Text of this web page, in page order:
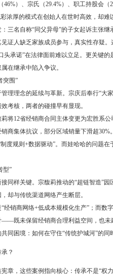
）、宗氏（29.4%）、职工持股会
浓厚的模式在创始人在世时高效，却难
三名自称“同父异母”的子女起诉主张继
证人缺乏家族成员参与，真实性存疑
头承诺”在法律面前难以立足。更关键
在继承中陷入争议。
突围”
理理念的延续与革新。宗庆后奉行“大
考核，两者的碰撞早有显现。
将12省经销商合同主体变更为宏胜系
销商集体抗议，部分区域销量下滑超
度规则+数据驱动”。而娃哈哈的问题
型”
同样关键。宗馥莉推动的“超链智造”
却与传统渠道网络产生断层。
销商网络+低成本规模化生产”；而数
既未保留经销商合理利益空间，也未
同困境：如何在守住“传统护城河”的同
？
章，这些案例指向核心：传承不是“权